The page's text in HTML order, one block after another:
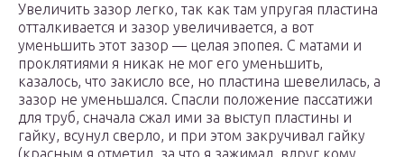
Увеличить зазор легко, так как там упругая пластина
отталкивается и зазор увеличивается, а вот
уменьшить этот зазор — целая эпопея. С матами и
проклятиями я никак не мог его уменьшить,
казалось, что закисло все, но пластина шевелилась, а
зазор не уменьшался. Спасли положение пассатижи
для труб, сначала сжал ими за выступ пластины и
гайку, всунул сверло, и при этом закручивал гайку
(красным я отметил, за что я зажимал, вдруг кому